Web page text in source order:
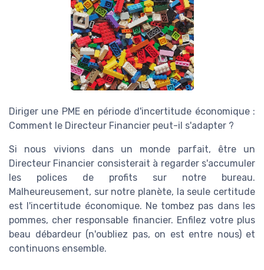
Diriger une PME en période d'incertitude économique :
Comment le Directeur Financier peut-il s'adapter ?
Si nous vivions dans un monde parfait, être un
Directeur Financier consisterait à regarder s'accumuler
les polices de profits sur notre bureau.
Malheureusement, sur notre planète, la seule certitude
est l'incertitude économique. Ne tombez pas dans les
pommes, cher responsable financier. Enfilez votre plus
beau débardeur (n'oubliez pas, on est entre nous) et
continuons ensemble.